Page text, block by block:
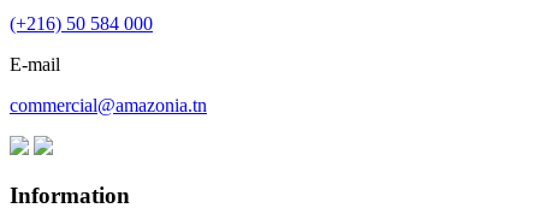
(+216) 50 584 000
E-mail
commercial@amazonia.tn
Information